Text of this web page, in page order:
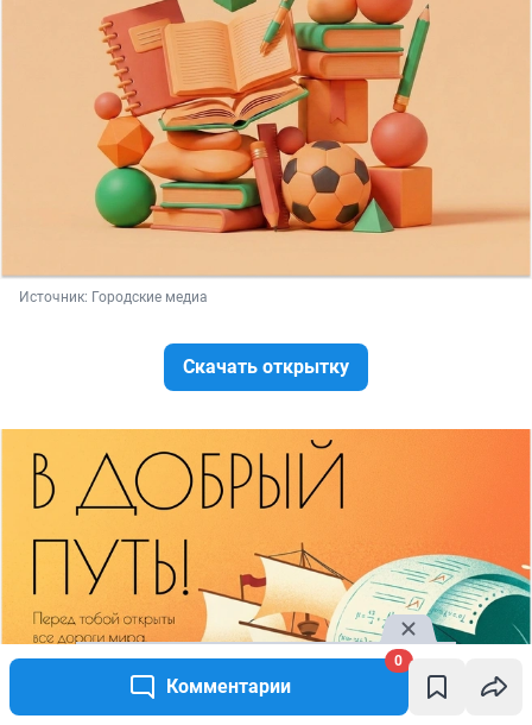
Комментарии
0
Источник: Городские медиа
Скачать открытку